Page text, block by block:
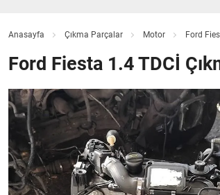
Anasayfa Çıkma Parçalar Motor Ford
Ford Fiesta 1.4 TDCİ